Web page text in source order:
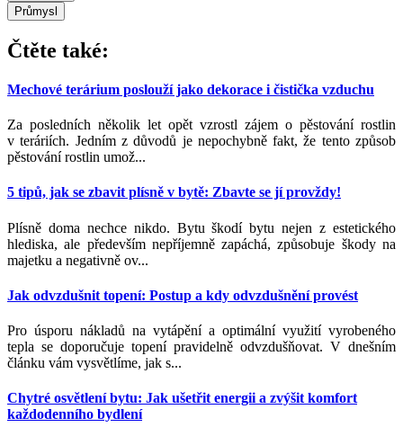
Průmysl
Čtěte také:
Mechové terárium poslouží jako dekorace i čistička vzduchu
Za posledních několik let opět vzrostl zájem o pěstování rostlin
v teráriích. Jedním z důvodů je nepochybně fakt, že tento způsob
pěstování rostlin umož...
5 tipů, jak se zbavit plísně v bytě: Zbavte se jí provždy!
Plísně doma nechce nikdo. Bytu škodí bytu nejen z estetického
hlediska, ale především nepříjemně zapáchá, způsobuje škody na
majetku a negativně ov...
Jak odvzdušnit topení: Postup a kdy odvzdušnění provést
Pro úsporu nákladů na vytápění a optimální využití vyrobeného
tepla se doporučuje topení pravidelně odvzdušňovat. V dnešním
článku vám vysvětlíme, jak s...
Chytré osvětlení bytu: Jak ušetřit energii a zvýšit komfort
každodenního bydlení